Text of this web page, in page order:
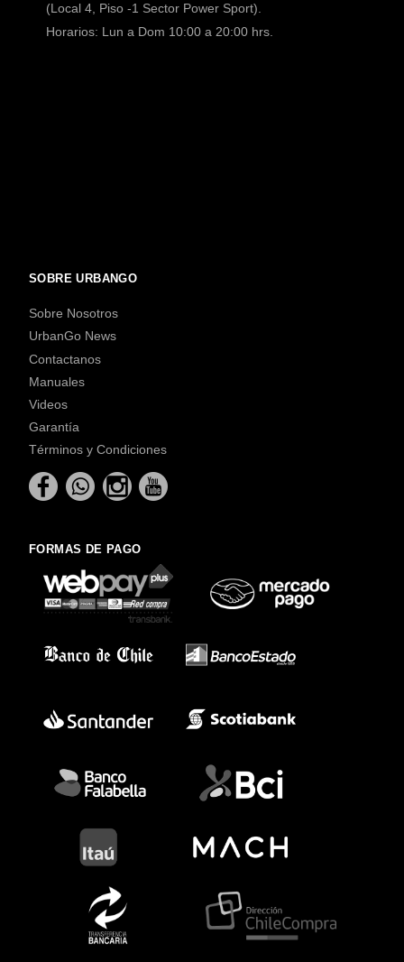
(Local 4, Piso -1 Sector Power Sport).
Horarios: Lun a Dom 10:00 a 20:00 hrs.
SOBRE URBANGO
Sobre Nosotros
UrbanGo News
Contactanos
Manuales
Videos
Garantía
Términos y Condiciones
FORMAS DE PAGO